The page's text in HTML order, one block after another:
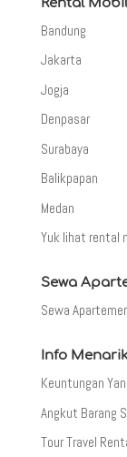
Bandung
Jakarta
Jogja
Denpasar
Surabaya
Balikpapan
Medan
Yuk lihat rental
Sewa
Sewa
Info
Keuntungan
Angkut Barang
Tour Travel